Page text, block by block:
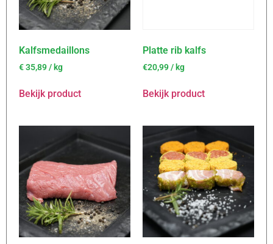
Kalfsmedaillons
€35,89/ kg
Bekijk product
Platte rib kalfs
€20,99 / kg
Bekijk product